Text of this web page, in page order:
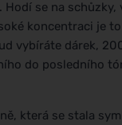
se na
koncentraci je
vybíráte dárek,
do posledního
která se stala